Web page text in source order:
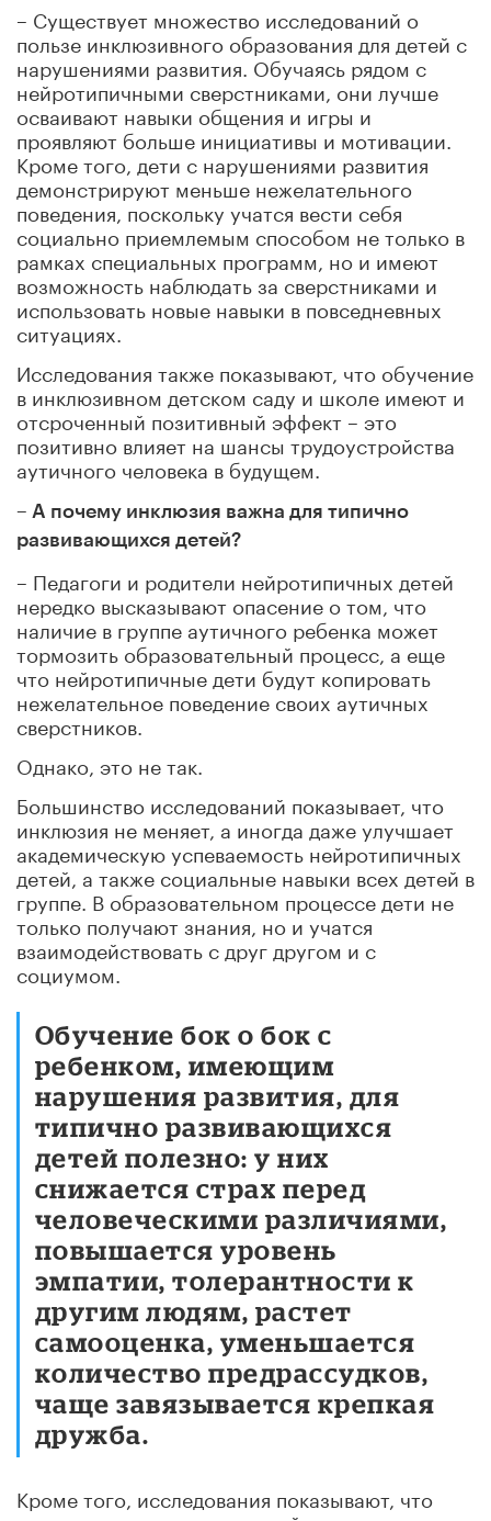
– Существует множество исследований о
пользе инклюзивного образования для детей с
нарушениями развития. Обучаясь рядом с
нейротипичными сверстниками, они лучше
осваивают навыки общения и игры и
проявляют больше инициативы и мотивации.
Кроме того, дети с нарушениями развития
демонстрируют меньше нежелательного
поведения, поскольку учатся вести себя
социально приемлемым способом не только в
рамках специальных программ, но и имеют
возможность наблюдать за сверстниками и
использовать новые навыки в повседневных
ситуациях.
Исследования также показывают, что обучение
в инклюзивном детском саду и школе имеют и
отсроченный позитивный эффект – это
позитивно влияет на шансы трудоустройства
аутичного человека в будущем.
– А почему инклюзия важна для типично
развивающихся детей?
– Педагоги и родители нейротипичных детей
нередко высказывают опасение о том, что
наличие в группе аутичного ребенка может
тормозить образовательный процесс, а еще
что нейротипичные дети будут копировать
нежелательное поведение своих аутичных
сверстников.
Однако, это не так.
Большинство исследований показывает, что
инклюзия не меняет, а иногда даже улучшает
академическую успеваемость нейротипичных
детей, а также социальные навыки всех детей в
группе. В образовательном процессе дети не
только получают знания, но и учатся
взаимодействовать с друг другом и с
социумом.
Обучение бок о бок с
ребенком, имеющим
нарушения развития, для
типично развивающихся
детей полезно: у них
снижается страх перед
человеческими различиями,
повышается уровень
эмпатии, толерантности к
другим людям, растет
самооценка, уменьшается
количество предрассудков,
чаще завязывается крепкая
дружба.
Кроме того, исследования показывают, что